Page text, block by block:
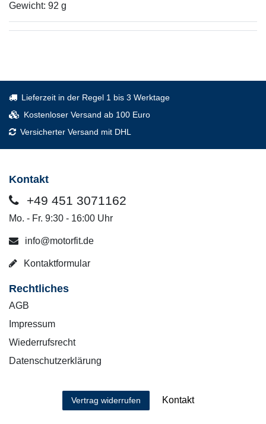
Gewicht: 92 g
Lieferzeit in der Regel 1 bis 3 Werktage
Kostenloser Versand ab 100 Euro
Versicherter Versand mit DHL
Kontakt
+49 451 3071162
Mo. - Fr. 9:30 - 16:00 Uhr
info@motorfit.de
Kontaktformular
Rechtliches
AGB
Impressum
Wiederrufsrecht
Datenschutzerklärung
Vertrag widerrufen Kontakt